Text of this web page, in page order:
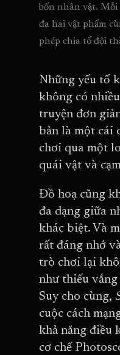
bốn nhân vật.
đa hai vật phẩm
phép chia tổ đội
Những yếu tố
không có
truyện đơn
bản là một cái
chơi qua một
quái vật và
Đồ hoạ cũng
đa dạng giữa
khác biệt. Và
rất đáng nhớ
trò chơi lại
như thiếu
Suy cho cùng,
cuộc cách
khả năng điều
cơ chế